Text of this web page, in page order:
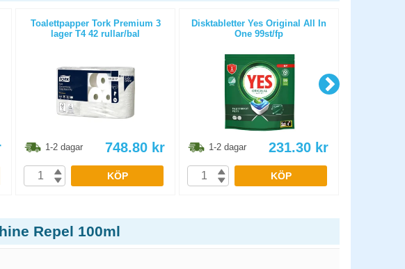
Toalettpapper Tork Premium 3
lager T4 42 rullar/bal
1-2 dagar 748.80 kr
KÖP
Disktabletter Yes Original All In
One 99st/fp
1-2 dagar 231.30 kr
KÖP
Repel 100ml